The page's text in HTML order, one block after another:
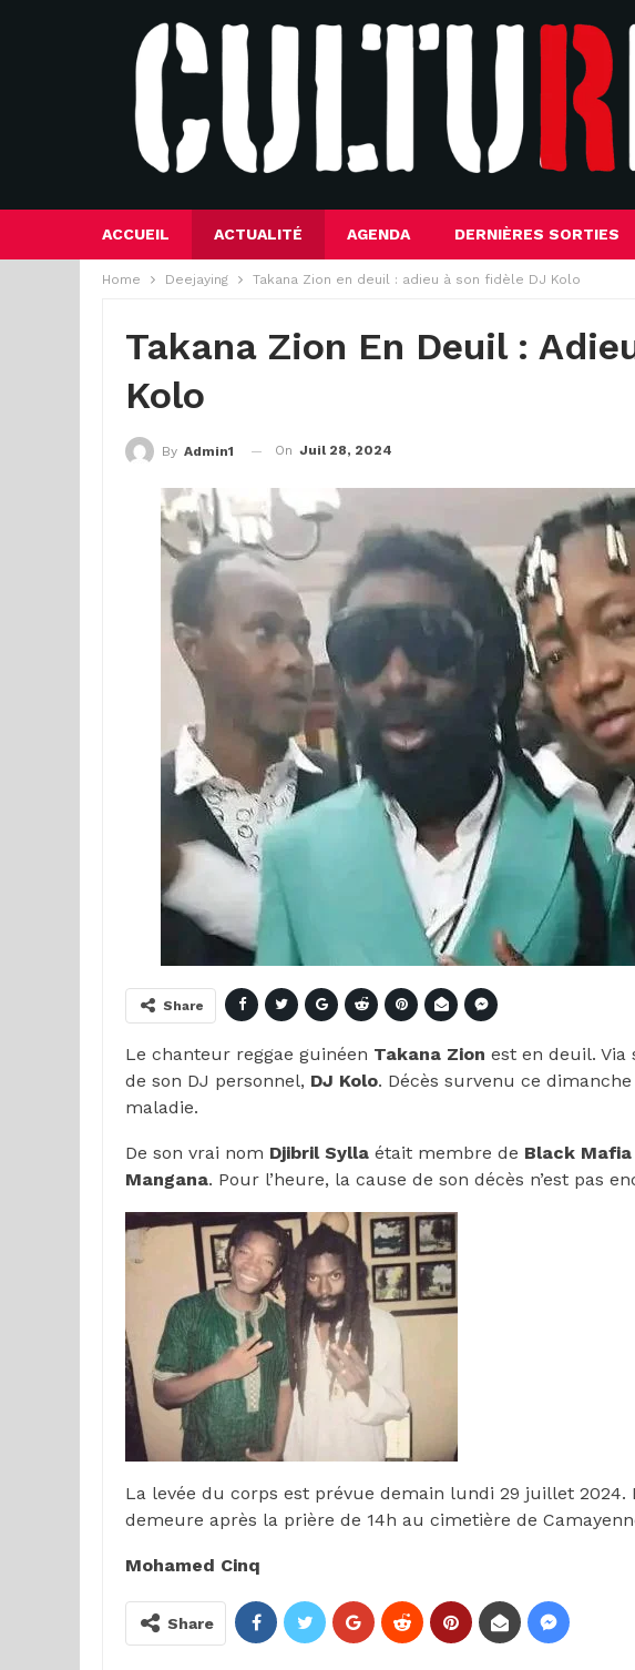
ACCUEIL ACTUALITÉ AGENDA DERNIÈRES SORTIES
Home Deejaying Takana Zion en deuil : adieu à son fidèle DJ Kolo
Takana Zion En Deuil :
Kolo
By Admin1 On Juil 28, 2024
Share
Le chanteur reggae guinéen Takana Zion est en deuil. Via
de son DJ personnel, DJ Kolo. Décès survenu ce
maladie.
De son vrai nom Djibril Sylla était membre de Black Mafia
Mangana. Pour l’heure, la cause de son décès n’est pas
La levée du corps est prévue demain lundi 29 juillet
demeure après la prière de 14h au cimetière de
Mohamed Cinq
Share